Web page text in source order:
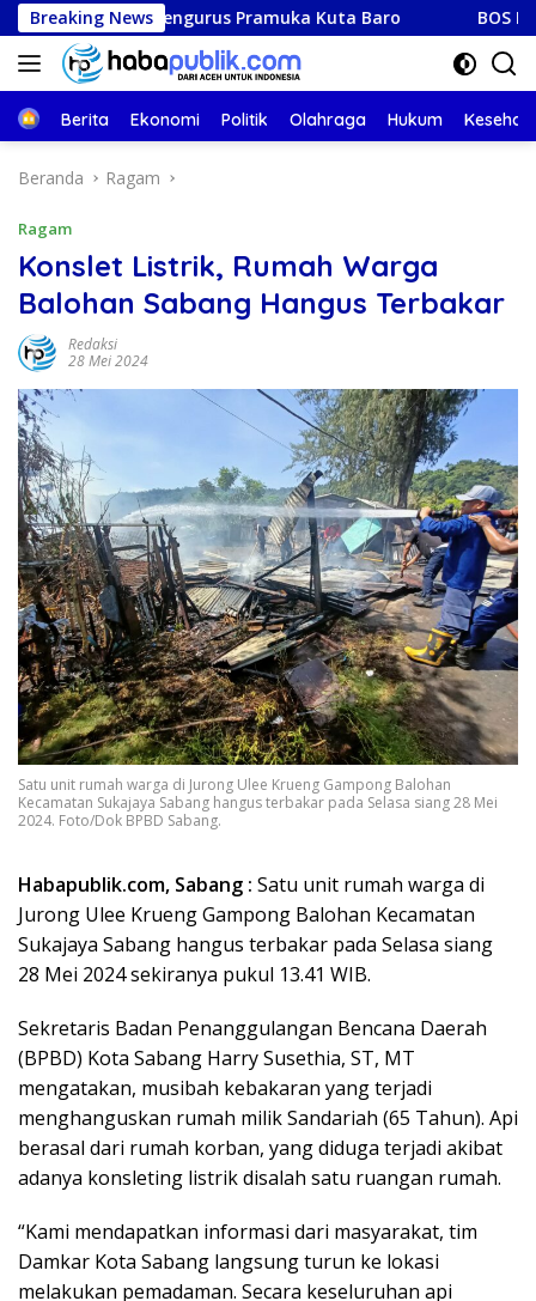
Langsung
ke
konten
Breaking News
Pengurus Pramuka Kuta Baro BOS Madrasah &
Beranda
Berita Ekonomi Politik Olahraga Hukum
Beranda Ragam
Ragam
Konslet Listrik, Rumah Warga
Balohan Sabang Hangus Terbakar
Redaksi
28 Mei 2024
Satu unit rumah warga di Jurong Ulee Krueng Gampong Balohan
Kecamatan Sukajaya Sabang hangus terbakar pada Selasa siang 28 Mei
2024. Foto/Dok BPBD Sabang.
Habapublik.com, Sabang : Satu unit rumah warga di
Jurong Ulee Krueng Gampong Balohan Kecamatan
Sukajaya Sabang hangus terbakar pada Selasa siang
28 Mei 2024 sekiranya pukul 13.41 WIB.
Sekretaris Badan Penanggulangan Bencana Daerah
(BPBD) Kota Sabang Harry Susethia, ST, MT
mengatakan, musibah kebakaran yang terjadi
menghanguskan rumah milik Sandariah (65 Tahun). Api
berasal dari rumah korban, yang diduga terjadi akibat
adanya konsleting listrik disalah satu ruangan rumah.
“Kami mendapatkan informasi dari masyarakat, tim
Damkar Kota Sabang langsung turun ke lokasi
melakukan pemadaman. Secara keseluruhan api